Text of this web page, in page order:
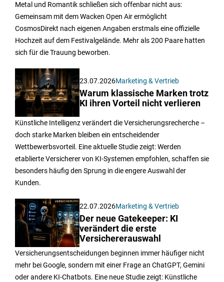
Metal und Romantik schließen sich offenbar nicht aus:
Gemeinsam mit dem Wacken Open Air ermöglicht
CosmosDirekt nach eigenen Angaben erstmals eine offizielle
Hochzeit auf dem Festivalgelände. Mehr als 200 Paare hatten
sich für die Trauung beworben.
23.07.2026Marketing & Vertrieb
Warum klassische Marken trotz
KI ihren Vorteil nicht verlieren
Künstliche Intelligenz verändert die Versicherungsrecherche –
doch starke Marken bleiben ein entscheidender
Wettbewerbsvorteil. Eine aktuelle Studie zeigt: Werden
etablierte Versicherer von KI-Systemen empfohlen, schaffen sie
besonders häufig den Sprung in die engere Auswahl der
Kunden.
22.07.2026Marketing & Vertrieb
Der neue Gatekeeper: KI
verändert die erste
Versichererauswahl
Versicherungsentscheidungen beginnen immer häufiger nicht
mehr bei Google, sondern mit einer Frage an ChatGPT, Gemini
oder andere KI-Chatbots. Eine neue Studie zeigt: Künstliche